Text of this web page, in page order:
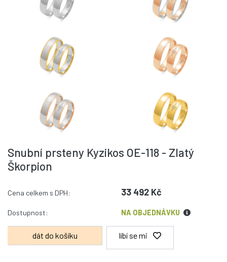
Snubní prsteny Kyzikos OE-118 - Zlatý
Škorpion
Cena celkem s DPH: 33 492 Kč
Dostupnost: NA OBJEDNÁVKU
líbí se mi